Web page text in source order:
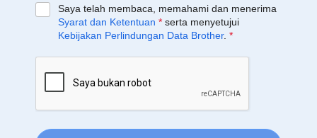
Saya telah membaca, memahami dan menerima
Syarat dan Ketentuan * serta menyetujui
Kebijakan Perlindungan Data Brother. *